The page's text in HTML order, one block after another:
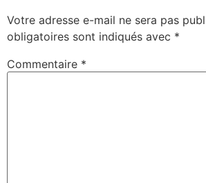
Votre adresse e-mail ne sera pas
obligatoires sont indiqués avec *
Commentaire *